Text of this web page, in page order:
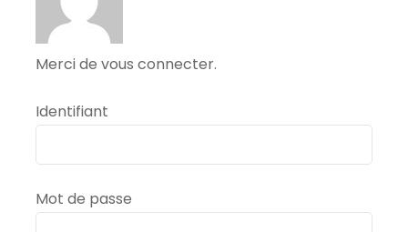
Merci de vous connecter.
Identifiant
Mot de passe